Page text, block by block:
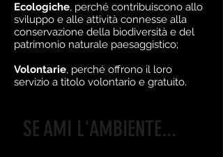
Ecologiche, perché contribuiscono allo
sviluppo e alle attività connesse alla
conservazione della biodiversità e del
patrimonio naturale paesaggistico;
Volontarie, perché offrono il loro
servizio a titolo volontario e gratuito.
SE AMI L'AMBIENTE...